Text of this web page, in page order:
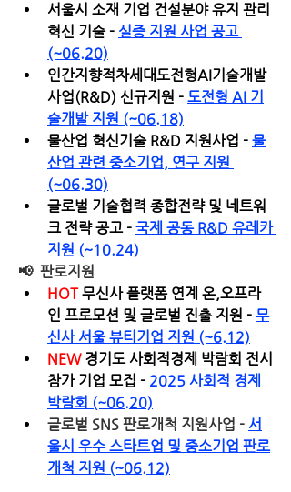
서울시 소재 기업 건설분야 유지 관리
혁신 기술 - 실증 지원 사업 공고
(~06.20)
인간지향적차세대도전형AI기술개발
사업(R&D) 신규지원 - 도전형 AI 기
술개발 지원 (~06.18)
물산업 혁신기술 R&D 지원사업 - 물
산업 관련 중소기업, 연구 지원
(~06.30)
글로벌 기술협력 종합전략 및 네트워
크 전략 공고 - 국제 공동 R&D 유레카
지원 (~10.24)
📢 판로지원
HOT 무신사 플랫폼 연계 온,오프라
인 프로모션 및 글로벌 진출 지원 - 무
신사 서울 뷰티기업 지원 (~6.12)
NEW 경기도 사회적경제 박람회 전시
참가 기업 모집 - 2025 사회적 경제
박람회 (~06.20)
글로벌 SNS 판로개척 지원사업 - 서
울시 우수 스타트업 및 중소기업 판로
개척 지원 (~06.12)